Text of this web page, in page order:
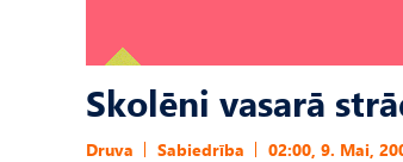
Skolēni vasarā
Druva Sabiedrība 02:00, 9. Mai,